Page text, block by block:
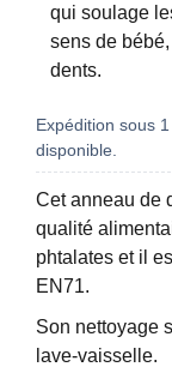
qui soulage
sens de
dents.
Expédition sous
disponible.
Cet anneau de
qualité
phtalates et il
EN71.
Son nettoyage
lave-vaisselle.